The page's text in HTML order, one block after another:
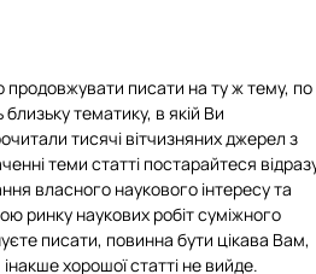
продовжувати писати на ту ж тему, по
тематику, в якій Ви
тисячі вітчизняних джерел з
теми статті постарайтеся
власного наукового інтересу та
ринку наукових робіт суміжного
писати, повинна бути цікава Вам,
хорошої статті не вийде.